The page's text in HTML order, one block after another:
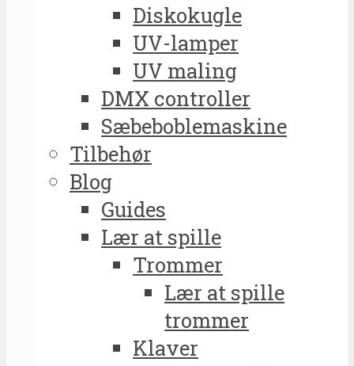
Diskokugle
UV-lamper
UV maling
DMX controller
Sæbeboblemaskine
Tilbehør
Blog
Guides
Lær at spille
Trommer
Lær at spille
trommer
Klaver